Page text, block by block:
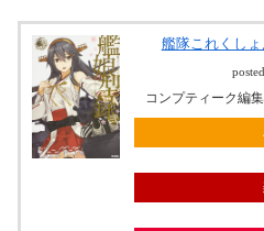
艦隊これくし
コンプティーク編